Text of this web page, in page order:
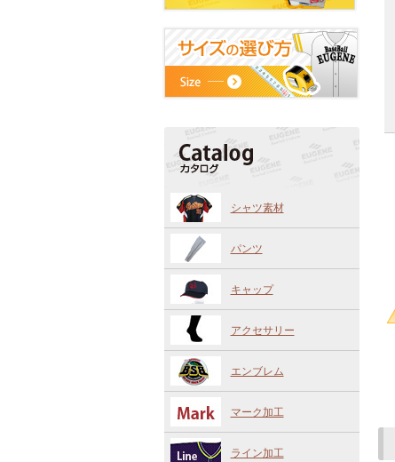
シャツ素材
パンツ
キャップ
アクセサリー
エンブレム
マーク加工
ライン加工